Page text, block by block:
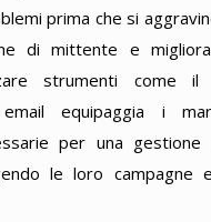
prima che si
di mittente e
strumenti come il
equipaggia i
per una
le loro campagne